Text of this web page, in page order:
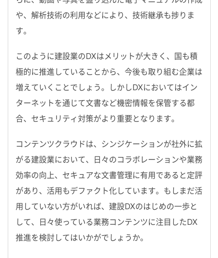
や、解析技術の利用などにより、技術継承も捗りま
す。
このように建設業のDXはメリットが大きく、国も積
極的に推進していることから、今後も取り組む企業は
増えていくことでしょう。しかしDXにおいてはイン
ターネットを通じて文書など機密情報を保管する都
合、セキュリティ対策がより重要となります。
コンテンツクラウドは、シンジケーションが社外に拡
がる建設業において、日々のコラボレーションや業務
効率の向上、セキュアな文書管理に有用であると定評
があり、活用もデファクト化しています。もしまだ活
用していない方がいれば、建設DXのはじめの一歩と
して、日々使っている業務コンテンツに注目したDX
推進を検討してはいかがでしょうか。